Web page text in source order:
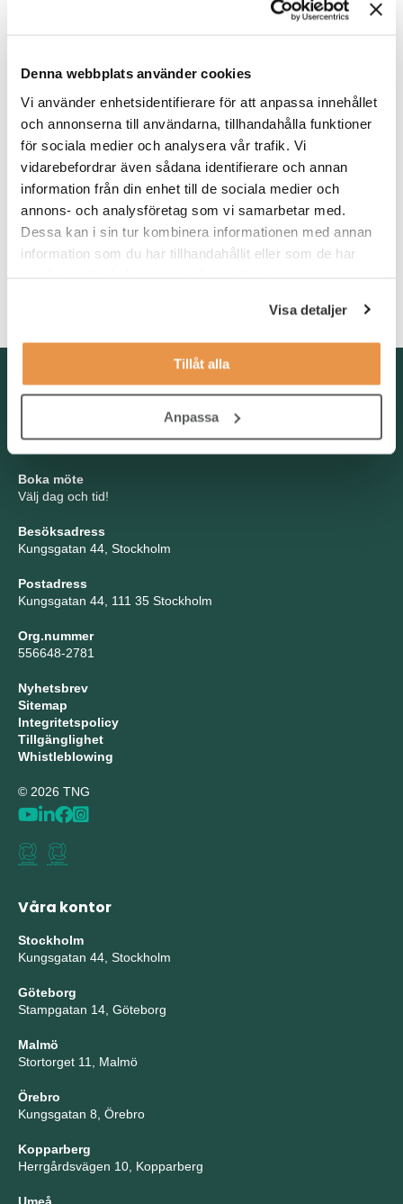
Denna webbplats använder cookies
Vi använder enhetsidentifierare för att anpassa innehållet
och annonserna till användarna, tillhandahålla funktioner
för sociala medier och analysera vår trafik. Vi
vidarebefordrar även sådana identifierare och annan
information från din enhet till de sociala medier och
annons- och analysföretag som vi samarbetar med.
Dessa kan i sin tur kombinera informationen med annan
information som du har tillhandahållit eller som de har
Visa detaljer
Tillåt alla
Anpassa
Tjänsten är på heltid startar så snart rätt person kan vara på
plats. Du utgår från kontoret på Norra Bantorget, ett stenkast
Våra förväntningar
Vi söker dig som tidigare har arbetat inom administration och
har erfarenhet av någon typ av kundservice. Du är strukturerad,
noggrann och självgående.
bland uppgifterna som kommer in under arbetsveckan.
Tel: 08-21 92 00
Boka möte
Välj dag och tid!
Besöksadress
Kungsgatan 44, Stockholm
Postadress
Kungsgatan 44, 111 35 Stockholm
Org.nummer
556648-2781
Nyhetsbrev
Sitemap
Integritetspolicy
Tillgänglighet
Whistleblowing
© 2026 TNG
Våra kontor
Stockholm
Kungsgatan 44, Stockholm
Göteborg
Stampgatan 14, Göteborg
Malmö
Stortorget 11, Malmö
Örebro
Kungsgatan 8, Örebro
Kopparberg
Herrgårdsvägen 10, Kopparberg